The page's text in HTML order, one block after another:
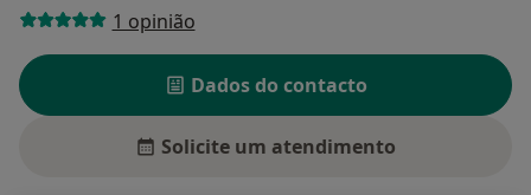
1 opinião
Dados do contacto
Solicite um atendimento